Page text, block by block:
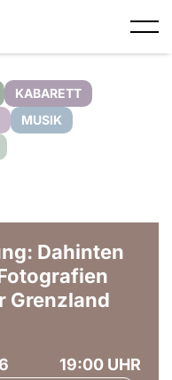
KABARETT
MUSIK
Dahinten
Grenzland
19:00 UHR